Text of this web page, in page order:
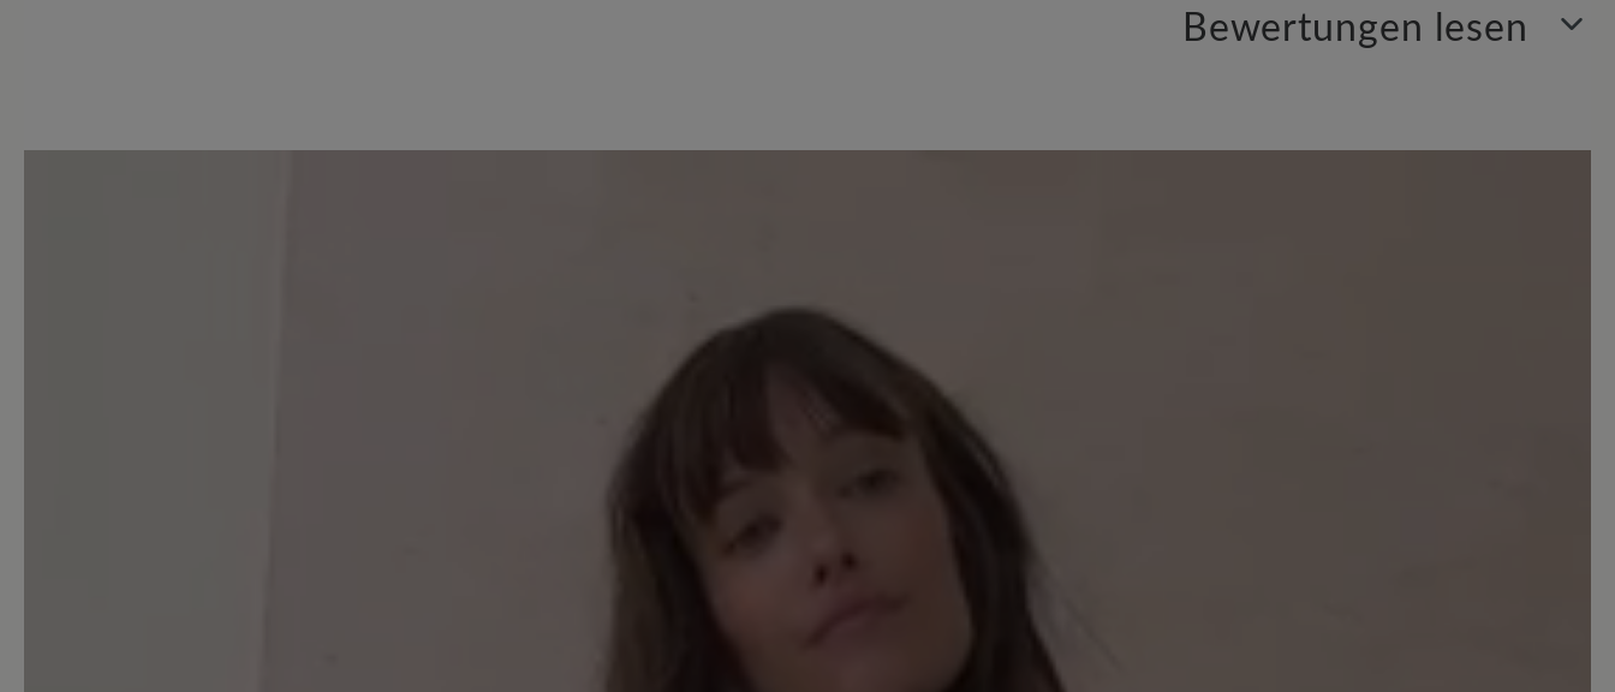
Bewertungen lesen
33%
Nicht sooooo toll
Der Schuh ist schon schön und auch bequem, mir ist er
aber zu schwer. Der hängt einem am Fuß wie so ein
Gewicht. Von der Größe her fällt er normal aus.
Bewertung mit 5 von 5 Sternen
Soooo bequem